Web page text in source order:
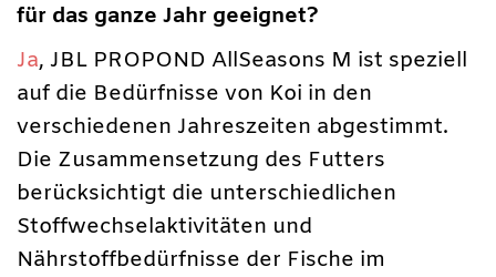
für das ganze Jahr geeignet?
Ja, JBL PROPOND AllSeasons M ist speziell
auf die Bedürfnisse von Koi in den
verschiedenen Jahreszeiten abgestimmt.
Die Zusammensetzung des Futters
berücksichtigt die unterschiedlichen
Stoffwechselaktivitäten und
Nährstoffbedürfnisse der Fische im